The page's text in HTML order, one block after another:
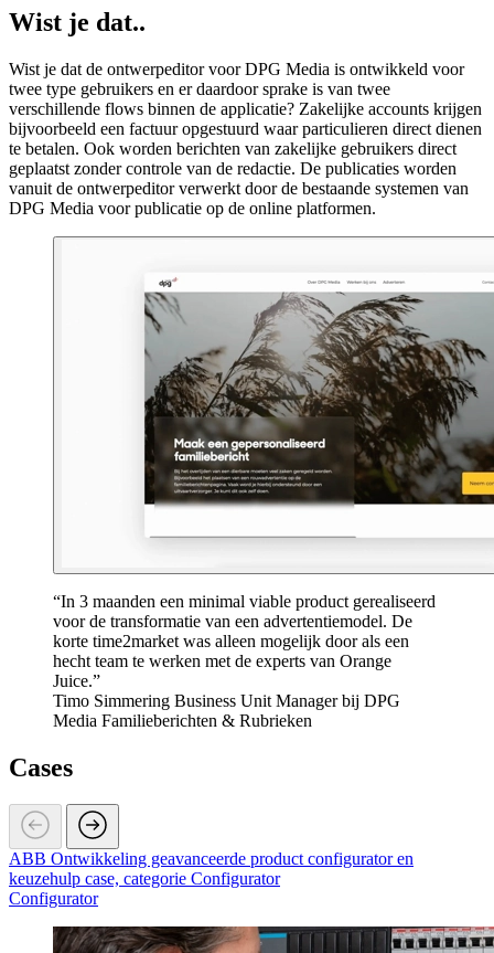
Wist je dat..
Wist je dat de ontwerpeditor voorDPG Media is ontwikkeld voor
twee type gebruikers en er daardoor sprake is van twee
verschillende flows binnen de applicatie? Zakelijke accounts krijgen
bijvoorbeeld een factuur opgestuurd waar particulieren direct dienen
te betalen. Ook worden berichten van zakelijke gebruikers direct
geplaatst zonder controle van de redactie. De publicaties worden
vanuit de ontwerpeditor verwerkt door de bestaande systemen van
DPG Media voor publicatie op de online platformen.
In 3 maanden een minimal viable product gerealiseerd
voor de transformatie van een advertentiemodel. De
korte time2market was alleen mogelijk door als een
hecht team te werken met de experts van Orange
Juice.
Timo Simmering Business Unit Manager bij DPG
Media Familieberichten & Rubrieken
Cases
ABB Ontwikkeling geavanceerde product configurator en
keuzehulp case, categorie Configurator
Configurator